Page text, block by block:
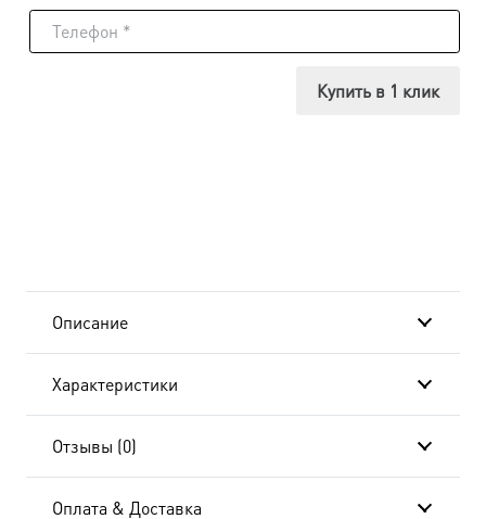
Икона
Купить в 1 клик
Описание
Характеристики
Отзывы (0)
Оплата & Доставка